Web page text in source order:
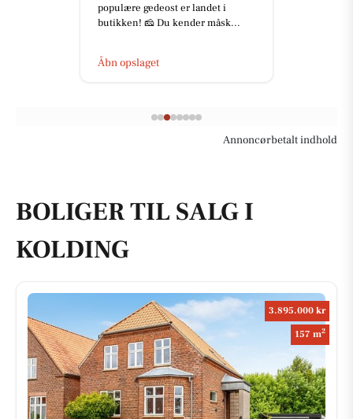
populære gedeost er landet i
butikken! 🧀 Du kender måsk...
Åbn opslaget
Annoncørbetalt indhold
BOLIGER TIL SALG I
KOLDING
3.895.000 kr
157 m2